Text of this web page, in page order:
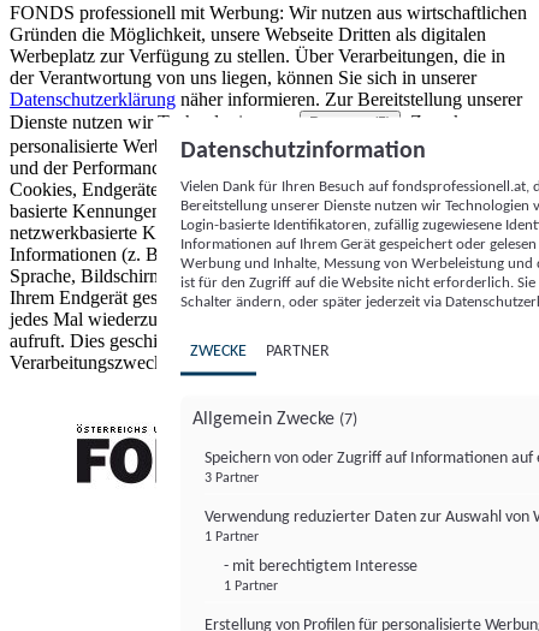
FONDS professionell mit Werbung: Wir nutzen aus wirtschaftlichen
Gründen die Möglichkeit, unsere Webseite Dritten als digitalen
Werbeplatz zur Verfügung zu stellen. Über Verarbeitungen, die in
der Verantwortung von uns liegen, können Sie sich in unserer
Datenschutzerklärung näher informieren. Zur Bereitstellung unserer
Dienste nutzen wir Technologien von
Partnern (5)
. Zwecke:
personalisierte Werbung und Inhalte, Messung von Werbeleistung
und der Performance von Inhalten sowie Zielgruppenforschung.
Cookies, Endgeräte- oder ähnliche Online-Kennungen (z. B. login-
basierte Kennungen, zufällig generierte Kennungen,
netzwerkbasierte Kennungen) können zusammen mit anderen
Informationen (z. B. Browsertyp und Browserinformationen,
Sprache, Bildschirmgröße, unterstützte Technologien usw.) auf
Ihrem Endgerät gespeichert oder von dort ausgelesen werden, um es
jedes Mal wiederzuerkennen, wenn es eine App oder einer Webseite
aufruft. Dies geschieht für einen oder mehrere der hier aufgeführten
Verarbeitungszwecke.
Datenschutzinformation
Vielen Dank für Ihren Besuch auf
Bereitstellung unserer Dienste nutzen wir Technologien
Login-basierte Identifikatoren, zufällig zugewiesene
Informationen auf Ihrem Gerät gespeichert oder
Werbung und Inhalte, Messung von Werbeleistung
ist für den Zugriff auf die Website nicht erforderlich.
Schalter ändern, oder später jederzeit via
ZWECKE PARTNER
Allgemein Zwecke (7)
Speichern von oder Zugriff auf Informationen auf
3 Partner
Verwendung reduzierter Daten zur Auswahl von
1 Partner
- mit berechtigtem Interesse
1 Partner
Erstellung von Profilen für personalisierte
FONDS professionell